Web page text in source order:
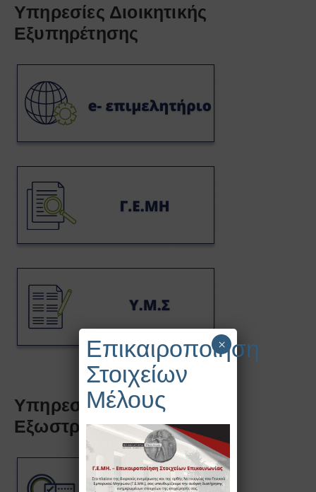
Υπηρεσίες Διοικητικής
Εξυπηρέτησης
Υπηρεσίες Ανάπτυξης &
Εξωστρέφειας
Επικαιροποίηση
Στοιχείων
Μέλους
×